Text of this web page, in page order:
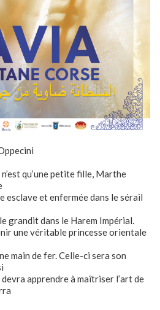
qu’une petite fille, Marthe
esclave et enfermée dans le sérail
grandit dans le Harem Impérial.
une véritable princesse orientale
main de fer. Celle-ci sera son
apprendre à maîtriser l’art de